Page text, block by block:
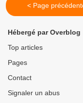
< Page
Hébergé par Overblog
Top articles
Pages
Contact
Signaler un abus